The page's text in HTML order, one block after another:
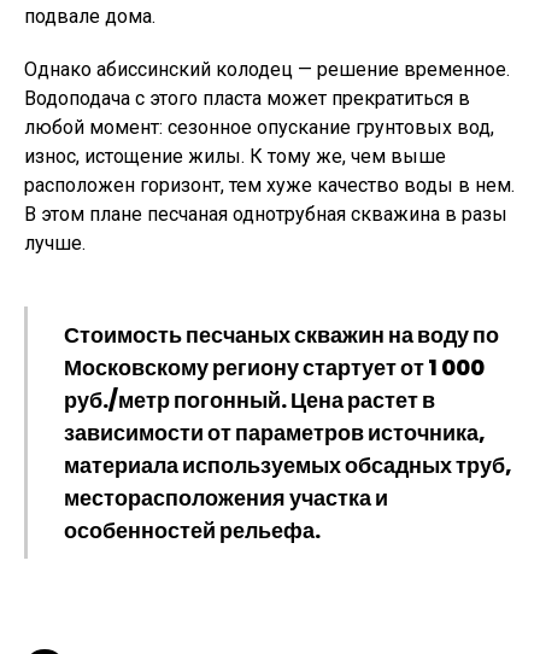
подвале дома.
Однако абиссинский колодец — решение временное.
Водоподача с этого пласта может прекратиться в
любой момент: сезонное опускание грунтовых вод,
износ, истощение жилы. К тому же, чем выше
расположен горизонт, тем хуже качество воды в нем.
В этом плане песчаная однотрубная скважина в разы
лучше.
Стоимость песчаных скважин на воду по
Московскому региону стартует от 1 000
руб./метр погонный. Цена растет в
зависимости от параметров источника,
материала используемых обсадных труб,
месторасположения участка и
особенностей рельефа.